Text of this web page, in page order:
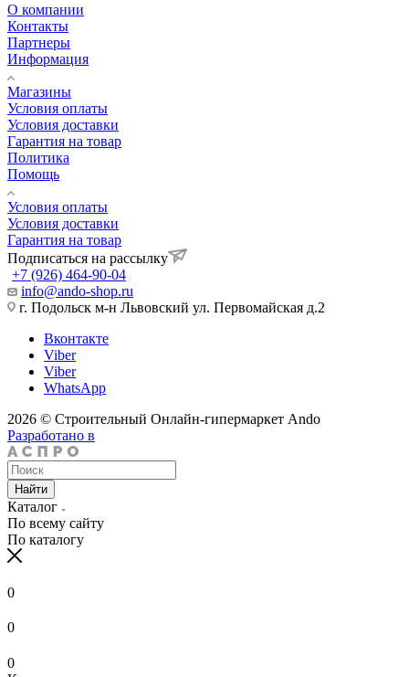
О компании
Контакты
Партнеры
Информация
Магазины
Условия оплаты
Условия доставки
Гарантия на товар
Политика
Помощь
Условия оплаты
Условия доставки
Гарантия на товар
Подписаться на рассылку
+7 (926) 464-90-04
info@ando-shop.ru
г. Подольск м-н Львовский ул. Первомайская д.2
Вконтакте
Viber
Viber
WhatsApp
2026 © Строительный Онлайн-гипермаркет Ando
Разработано в
Найти
Каталог
По всему сайту
По каталогу
0
0
0